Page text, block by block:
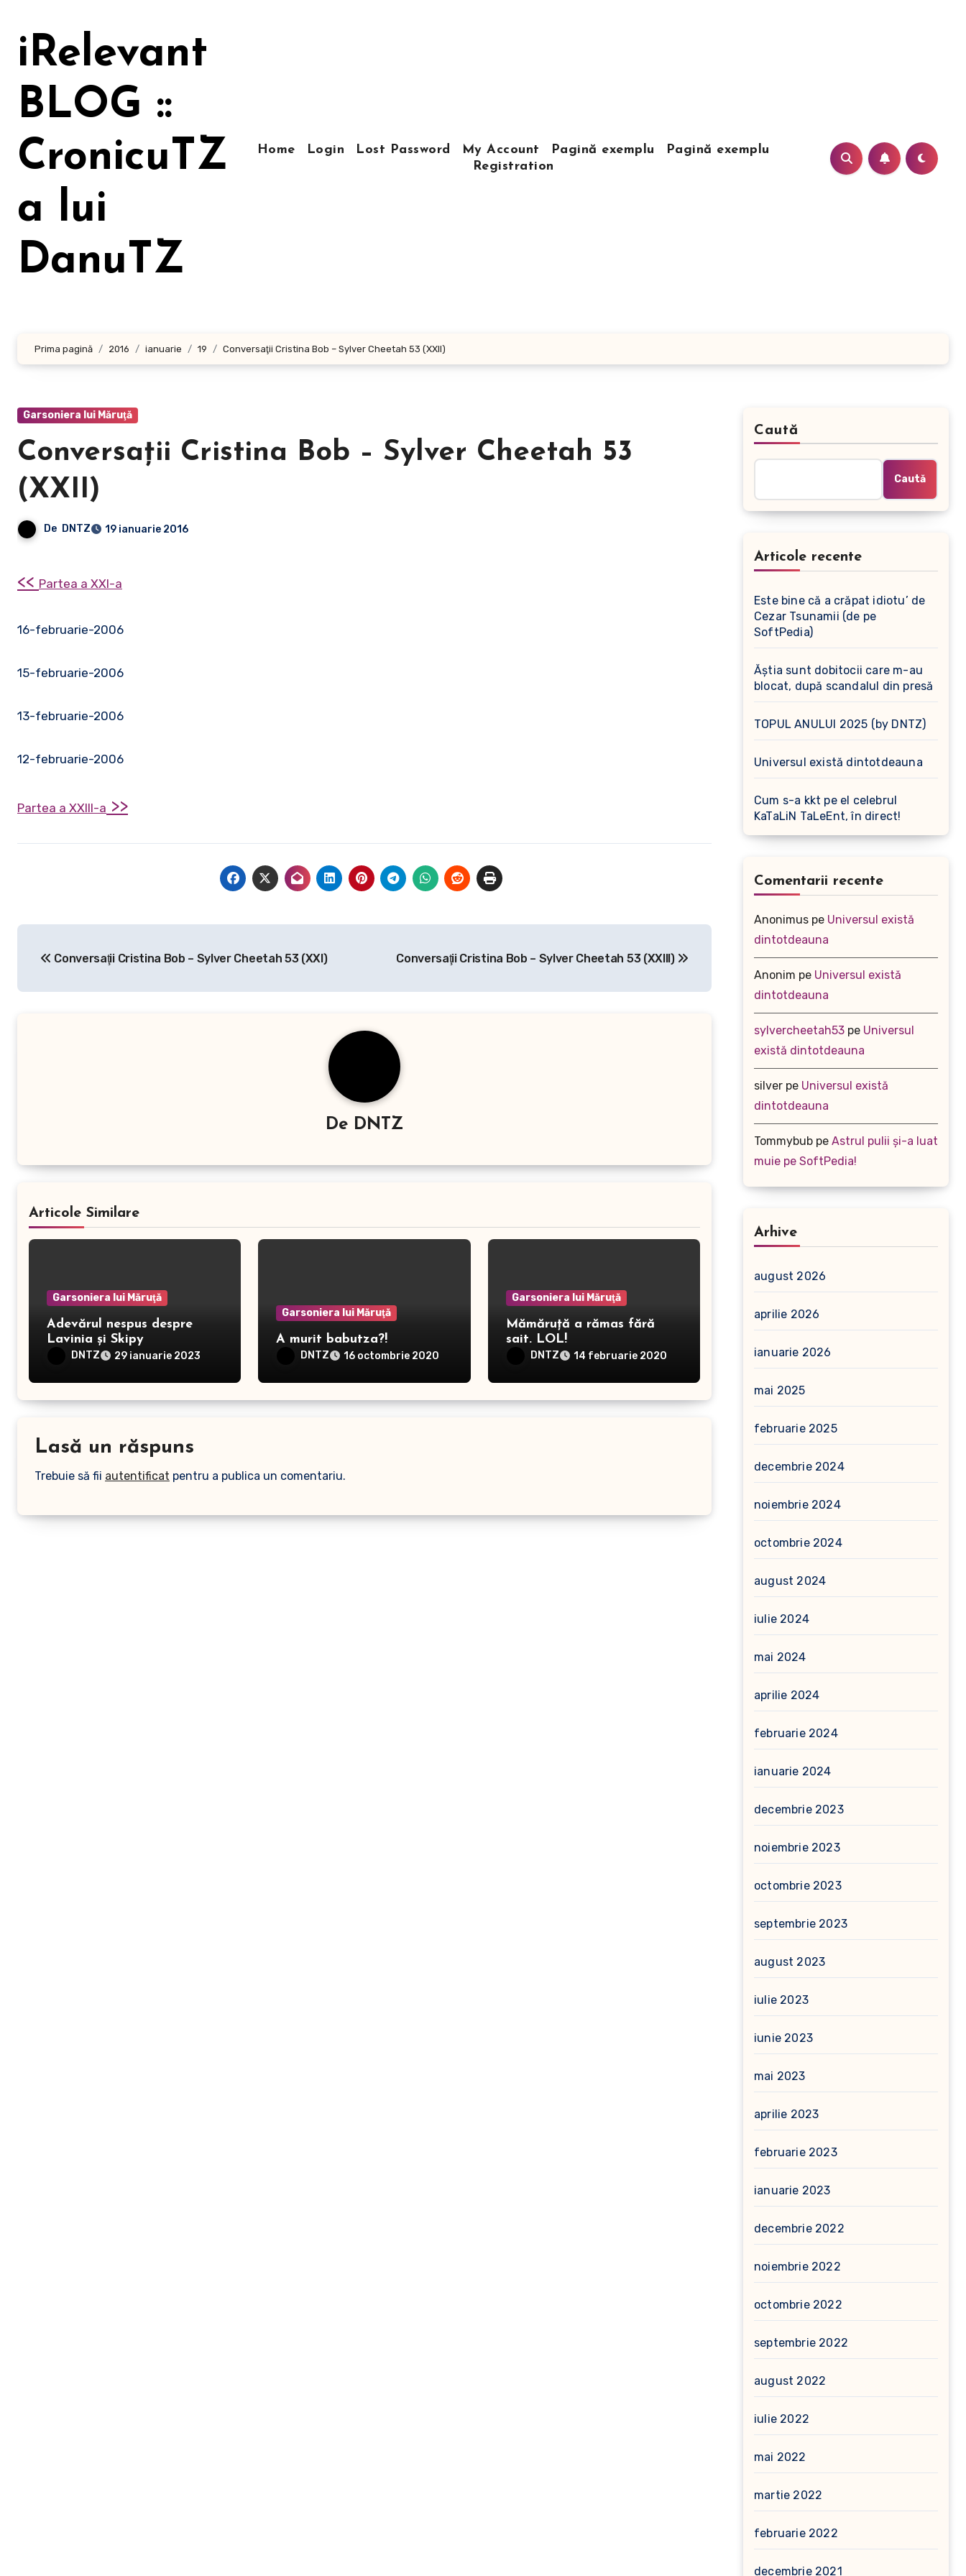
conținut
iRelevant
BLOG ::
CronicuTZ
a lui
DanuTZ
Home Login Lost Password My Account Pagină exemplu
Pagină exemplu
Registration
Prima pagină 2016 ianuarie 19 Conversaţii Cristina Bob – Sylver Cheetah 53 (XXII)
Garsoniera lui Măruţă
Conversaţii Cristina Bob – Sylver Cheetah 53
(XXII)
De DNTZ 19 ianuarie 2016
<< Partea a XXI-a
16-februarie-2006
15-februarie-2006
13-februarie-2006
12-februarie-2006
Partea a XXIII-a >>
articole
Conversaţii Cristina Bob – Sylver Cheetah 53 (XXI) Conversaţii Cristina Bob – Sylver Cheetah 53 (XXIII)
De DNTZ
Articole Similare
Garsoniera lui Măruţă
Adevărul nespus despre
Lavinia și Skipy
DNTZ 29 ianuarie 2023
Garsoniera lui Măruţă
A murit babutza?!
DNTZ 16 octombrie 2020
Garsoniera lui Măruţă
Mămăruță a rămas fără
sait. LOL!
DNTZ 14 februarie 2020
Lasă un răspuns
Trebuie să fii autentificat pentru a publica un comentariu.
Caută
Caută
Articole recente
Este bine că a crăpat idiotu’ de
Cezar Tsunamii (de pe
SoftPedia)
Ăștia sunt dobitocii care m-au
blocat, după scandalul din presă
TOPUL ANULUI 2025 (by DNTZ)
Universul există dintotdeauna
Cum s-a kkt pe el celebrul
KaTaLiN TaLeEnt, în direct!
Comentarii recente
Anonimus pe Universul există
dintotdeauna
Anonim pe Universul există
dintotdeauna
sylvercheetah53 pe Universul
există dintotdeauna
silver pe Universul există
dintotdeauna
Tommybub pe Astrul pulii și-a luat
muie pe SoftPedia!
Arhive
august 2026
aprilie 2026
ianuarie 2026
mai 2025
februarie 2025
decembrie 2024
noiembrie 2024
octombrie 2024
august 2024
iulie 2024
mai 2024
aprilie 2024
februarie 2024
ianuarie 2024
decembrie 2023
noiembrie 2023
octombrie 2023
septembrie 2023
august 2023
iulie 2023
iunie 2023
mai 2023
aprilie 2023
februarie 2023
ianuarie 2023
decembrie 2022
noiembrie 2022
octombrie 2022
septembrie 2022
august 2022
iulie 2022
mai 2022
martie 2022
februarie 2022
decembrie 2021